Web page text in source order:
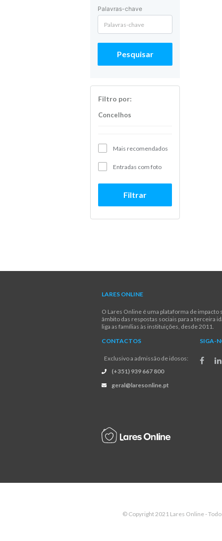
Palavras-chave
Pesquisar
Filtro por:
Concelhos
Mais recomendados
Entradas com foto
Filtrar
LARES ONLINE
O Lares Online é uma plataforma de impacto
âmbito das respostas sociais para a terceira
liga as famílias às instituições, desde 2011.
CONTACTOS
Exclusivo a admissão de idosos:
(+351) 939 667 800
geral@laresonline.pt
SIGA-
© Copyright 2021 Lares Online -